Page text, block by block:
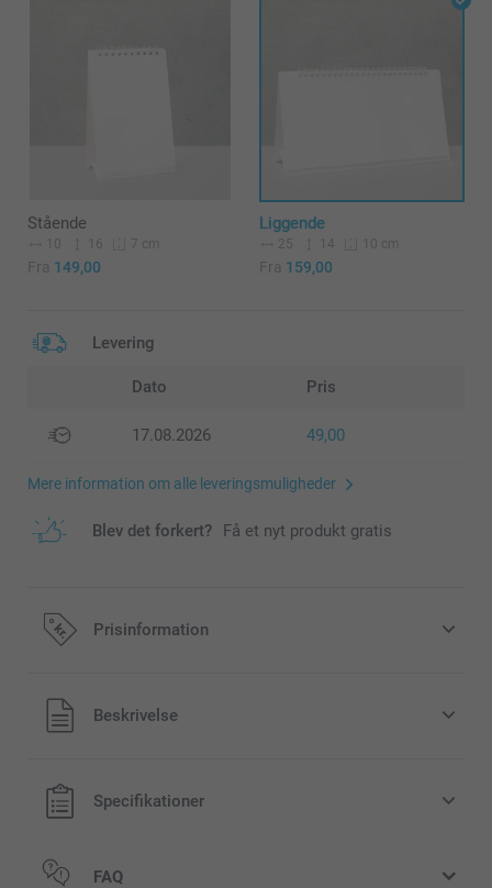
Stående
10 16 7 cm
Fra 149,00
Liggende
25 14 10 cm
Fra 159,00
Levering
Dato Pris
17.08.2026 49,00
Mere information om alle leveringsmuligheder
Blev det forkert? Få et nyt produkt gratis
Prisinformation
Alle priser inklusive moms og uden
forsendelsesomkostninger
Beskrivelse
Specifikationer
FAQ